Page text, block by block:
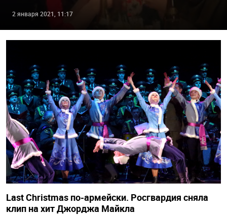
2 января 2021, 11:17
Last Christmas по-армейски. Росгвардия сняла
клип на хит Джорджа Майкла